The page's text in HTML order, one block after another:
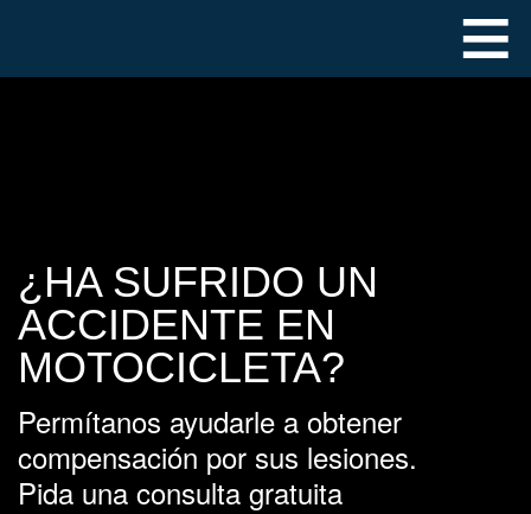
≡
¿HA SUFRIDO UN
ACCIDENTE EN
MOTOCICLETA?
Permítanos ayudarle a obtener
compensación por sus lesiones.
Pida una consulta gratuita